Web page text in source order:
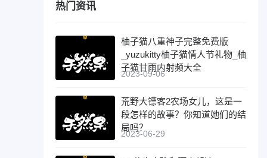
热门资讯
柚子猫八重神子完整免费版
_yuzukitty柚子猫情人节礼物_柚
子猫甘雨内射频大全
2023-09-06
荒野大镖客2农场女儿，这是一
段怎样的故事？你知道她们的结
局吗？
2023-06-29